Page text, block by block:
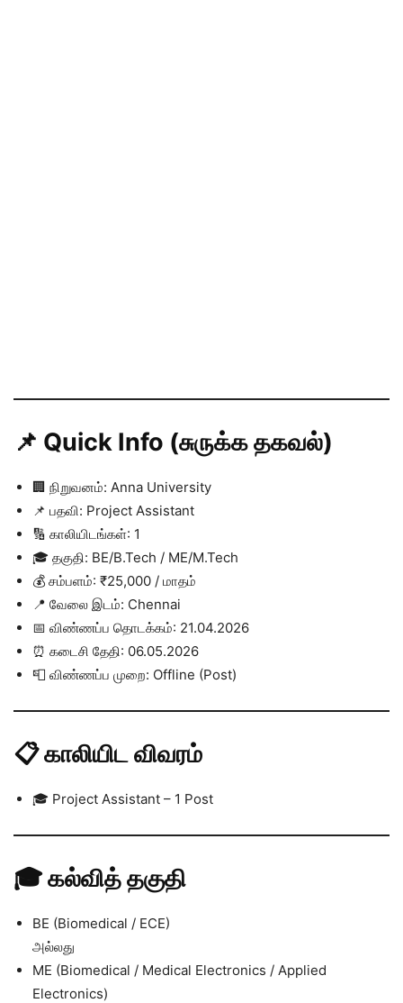
📌 Quick Info (சுருக்க தகவல்)
🏢 நிறுவனம்: Anna University
📌 பதவி: Project Assistant
🔢 காலியிடங்கள்: 1
🎓 தகுதி: BE/B.Tech / ME/M.Tech
💰 சம்பளம்: ₹25,000 / மாதம்
📍 வேலை இடம்: Chennai
📅 விண்ணப்ப தொடக்கம்: 21.04.2026
⏰ கடைசி தேதி: 06.05.2026
📮 விண்ணப்ப முறை: Offline (Post)
📋 காலியிட விவரம்
🎓 Project Assistant – 1 Post
🎓 கல்வித் தகுதி
BE (Biomedical / ECE)
அல்லது
ME (Biomedical / Medical Electronics / Applied
Electronics)